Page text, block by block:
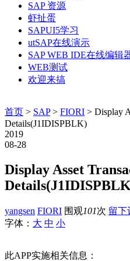
SAP 资源
虾扯蛋
SAPUI5学习
utSAP在线演示
SAP WEB IDE在线编辑
WEB测试
欢迎来搞
首页 > SAP> FIORI > Display
Details(J1IDISPBLK)
2019
08-28
Display Asset
yangsen FIORI 围观101次 留下
字体： 大 中 小
此APP实施相关信息：